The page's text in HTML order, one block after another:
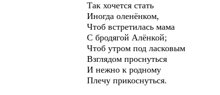
Так хочется стать
Иногда оленёнком,
Чтоб встретилась мама
С бродягой Алёнкой;
Чтоб утром под ласковым
Взглядом проснуться
И нежно к родному
Плечу прикоснуться.